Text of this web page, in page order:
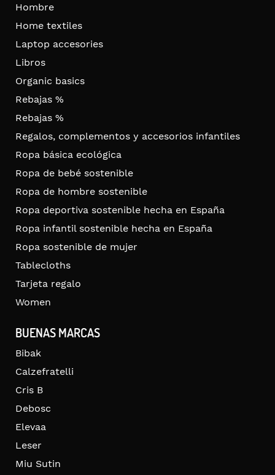
Hombre
Home textiles
Laptop accesories
Libros
Organic basics
Rebajas %
Rebajas %
Regalos, complementos y accesorios infantiles
Ropa básica ecológica
Ropa de bebé sostenible
Ropa de hombre sostenible
Ropa deportiva sostenible hecha en España
Ropa infantil sostenible hecha en España
Ropa sostenible de mujer
Tablecloths
Tarjeta regalo
Women
BUENAS MARCAS
Bibak
Calzefratelli
Cris B
Debosc
Elevaa
Leser
Miu Sutin